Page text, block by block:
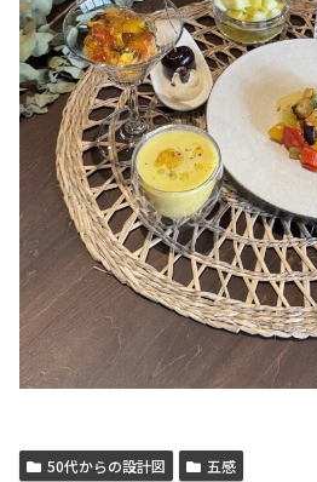
50代からの設計図 五感